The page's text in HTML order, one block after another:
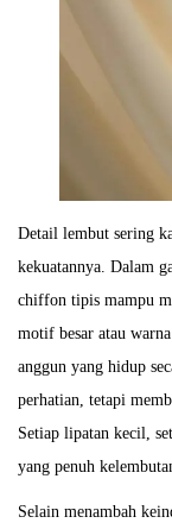
Detail lembut sering
kekuatannya. Dalam
chiffon tipis mampu
motif besar atau
anggun yang hidup
perhatian, tetapi
Setiap lipatan kecil,
yang penuh
Selain menambah